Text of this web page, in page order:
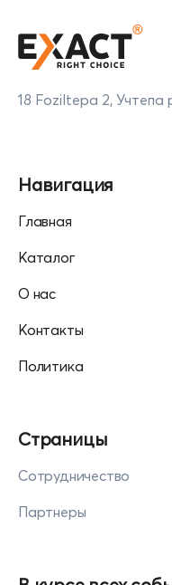
18 Foziltepa 2, Учтепа
Навигация
Главная
Каталог
О нас
Контакты
Политика
Страницы
Сотрудничество
Партнеры